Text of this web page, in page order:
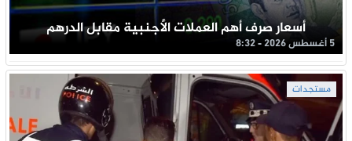
أسعار صرف أهم العملات الأجنبية مقابل الدرهم
5 أغسطس 2026 - 8:32
مستجدات